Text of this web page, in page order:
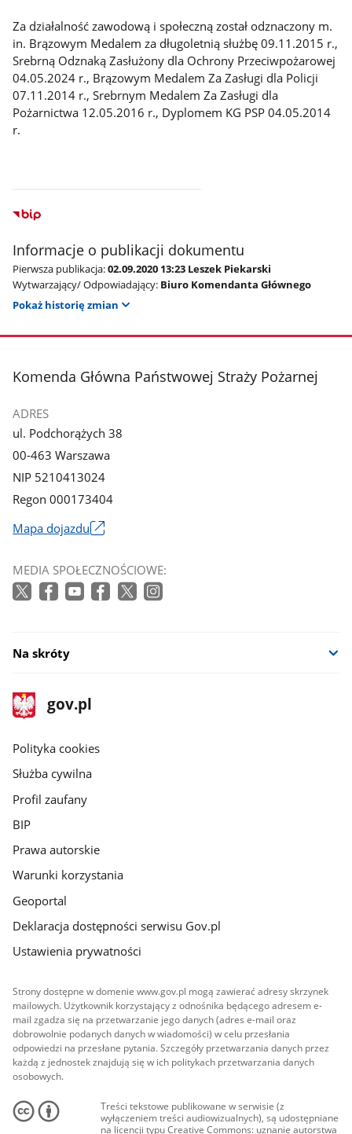
Za działalność zawodową i społeczną został odznaczony m.
in. Brązowym Medalem za długoletnią służbę 09.11.2015 r.,
Srebrną Odznaką Zasłużony dla Ochrony Przeciwpożarowej
04.05.2024 r., Brązowym Medalem Za Zasługi dla Policji
07.11.2014 r., Srebrnym Medalem Za Zasługi dla
Pożarnictwa 12.05.2016 r., Dyplomem KG PSP 04.05.2014
r.
Informacje o publikacji dokumentu
Pierwsza publikacja:02.09.2020 13:23 Leszek Piekarski
Wytwarzający/ Odpowiadający: Biuro Komendanta Głównego
Pokaż historię zmian
stopka
Komenda Główna Państwowej Straży Pożarnej
ADRES
ul. Podchorążych 38
00-463 Warszawa
NIP 5210413024
Regon 000173404
Mapa dojazdu
się
w
MEDIA SPOŁECZNOŚCIOWE:
Na skróty
stopka
gov.pl
Strona
gov.pl
gov.pl
Polityka cookies
Służba cywilna
Profil zaufany
BIP
Prawa autorskie
Warunki korzystania
Geoportal
Deklaracja dostępności serwisu Gov.pl
Ustawienia prywatności
Strony dostępne w domenie www.gov.pl mogą zawierać adresy skrzynek
mailowych. Użytkownik korzystający z odnośnika będącego adresem e-
mail zgadza się na przetwarzanie jego danych (adres e-mail oraz
dobrowolnie podanych danych w wiadomości) w celu przesłania
odpowiedzi na przesłane pytania. Szczegóły przetwarzania danych przez
każdą z jednostek znajdują się w ich politykach przetwarzania danych
osobowych.
Treści tekstowe publikowane w serwisie (z
wyłączeniem treści audiowizualnych), są udostępniane
na licencji typu Creative Commons: uznanie autorstwa